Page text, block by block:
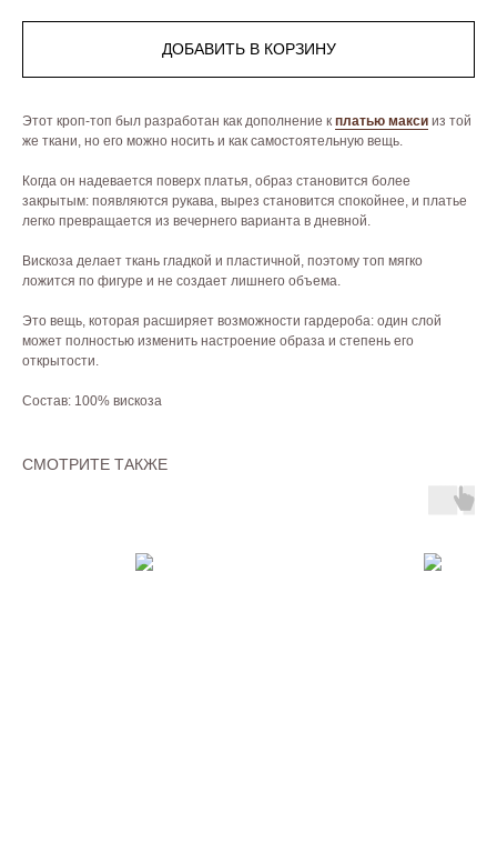
ДОБАВИТЬ В КОРЗИНУ
Этот кроп-топ был разработан как дополнение к платью макси из той
же ткани, но его можно носить и как самостоятельную вещь.
Когда он надевается поверх платья, образ становится более
закрытым: появляются рукава, вырез становится спокойнее, и платье
легко превращается из вечернего варианта в дневной.
Вискоза делает ткань гладкой и пластичной, поэтому топ мягко
ложится по фигуре и не создает лишнего объема.
Это вещь, которая расширяет возможности гардероба: один слой
может полностью изменить настроение образа и степень его
открытости.
Состав: 100% вискоза
СМОТРИТЕ ТАКЖЕ